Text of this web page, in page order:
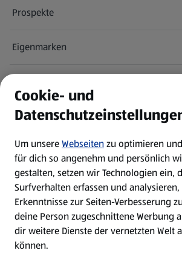
Prospekte
Eigenmarken
Newsletter
WhatsApp
Über ALDI SÜD
Filialen
Cookie- und
Um unsereWebseitenzu optimieren
für dich so angenehm und persönlich
gestalten, setzen wir Technologien ein,
Surfverhalten erfassen und
Erkenntnisse zur Seiten-Verbesserung
deine Person zugeschnittene Werbung
dir weitere Dienste der vernetzten Welt
können.